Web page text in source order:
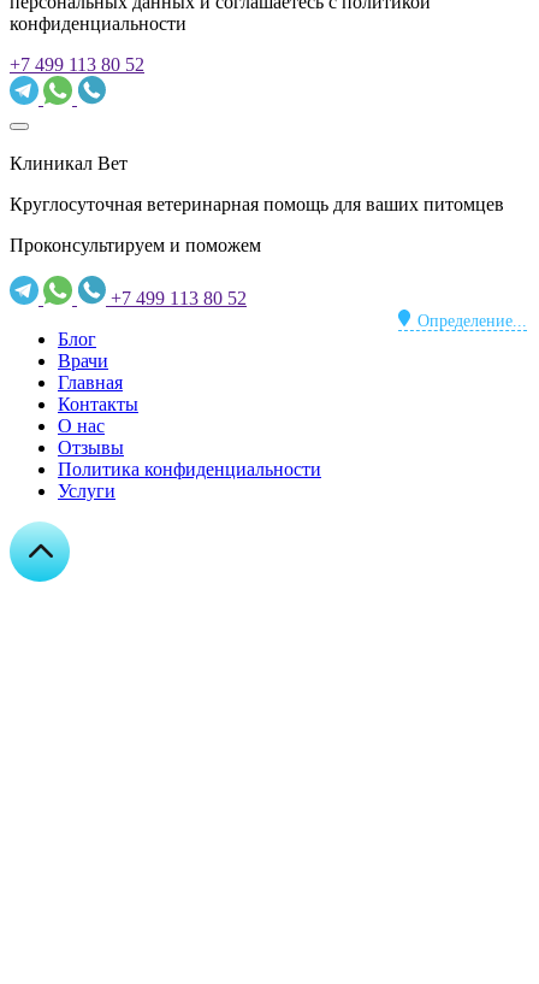
конфиденциальности
+7 499 113 80 52
Клиникал Вет
Круглосуточная ветеринарная помощь для ваших питомцев
Проконсультируем и поможем
+7 499 113 80 52
Определение...
Блог
Врачи
Главная
Контакты
О нас
Отзывы
Политика конфиденциальности
Услуги